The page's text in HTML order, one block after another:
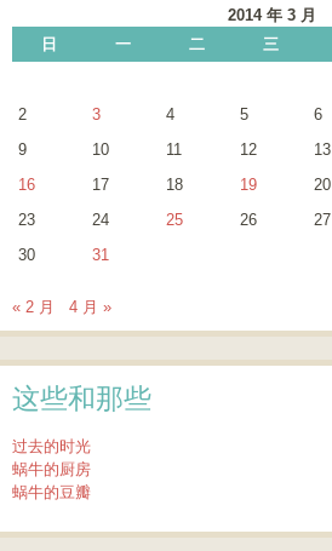
2014 年 3 月
日
一 二 三
2
3 4 5 6
9
10 11 12 13
16
17 18 19 20
23
24 25 26 27
30
31
« 2 月 4 月 »
这些和那些
过去的时光
蜗牛的厨房
蜗牛的豆瓣